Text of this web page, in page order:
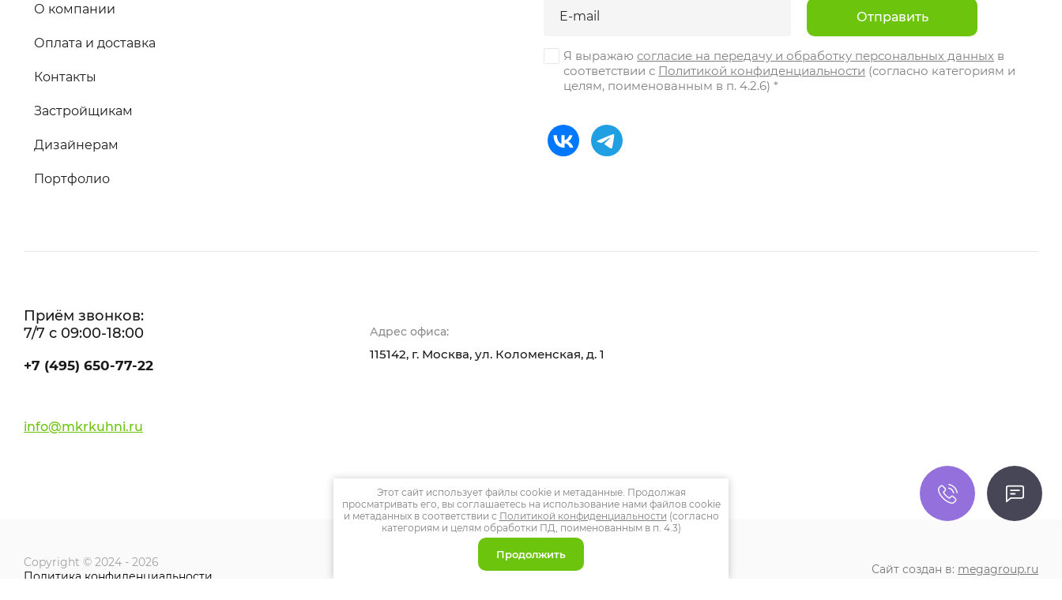
О компании
Оплата и доставка
Контакты
Застройщикам
Дизайнерам
Портфолио
Отправить
Я выражаюсогласие на передачу и обработку персональных данных в
соответствии с Политикой конфиденциальности (согласно категориям и
целям, поименованным в п. 4.2.6) *
Приём звонков:
7/7 с 09:00-18:00
+7 (495) 650-77-22
info@mkrkuhni.ru
Адрес офиса:
115142, г. Москва, ул. Коломенская, д. 1
Copyright © 2024 - 2026
Политика конфиденциальности
Этот сайт использует файлы cookie и метаданные. Продолжая
просматривать его, вы соглашаетесь на использование нами файлов cookie
и метаданных в соответствии с Политикой конфиденциальности (согласно
категориям и целям обработки ПД, поименованным в п. 4.3)
Продолжить
Сайт создан в: megagroup.ru